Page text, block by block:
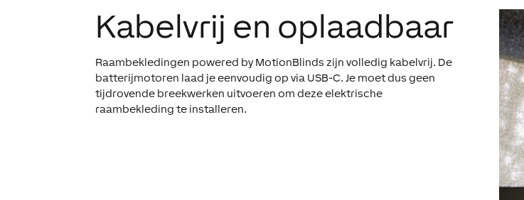
Kabelvrij en oplaadbaar
Raambekledingen powered by MotionBlinds zijn volledig kabelvrij. De
batterijmotoren laad je eenvoudig op via USB-C. Je moet dus geen
tijdrovende breekwerken uitvoeren om deze elektrische
raambekleding te installeren.